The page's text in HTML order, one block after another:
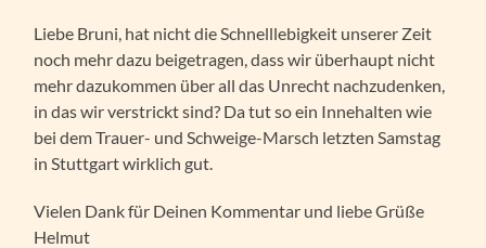
Liebe Bruni, hat nicht die Schnelllebigkeit unserer Zeit
noch mehr dazu beigetragen, dass wir überhaupt nicht
mehr dazukommen über all das Unrecht nachzudenken,
in das wir verstrickt sind? Da tut so ein Innehalten wie
bei dem Trauer- und Schweige-Marsch letzten Samstag
in Stuttgart wirklich gut.
Vielen Dank für Deinen Kommentar und liebe Grüße
Helmut